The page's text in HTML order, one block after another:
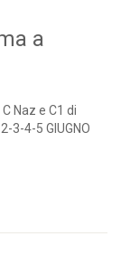
a
Naz e C1 di
3-4-5 GIUGNO